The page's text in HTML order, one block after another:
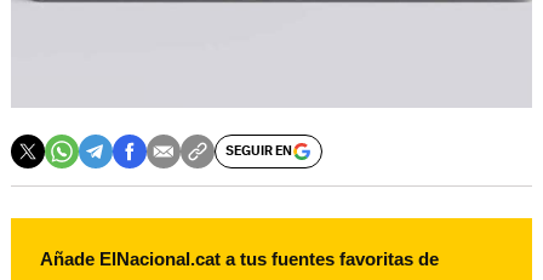
SEGUIR EN
Añade ElNacional.cat a tus fuentes favoritas de